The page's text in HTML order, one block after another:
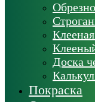
Доска
Покраска